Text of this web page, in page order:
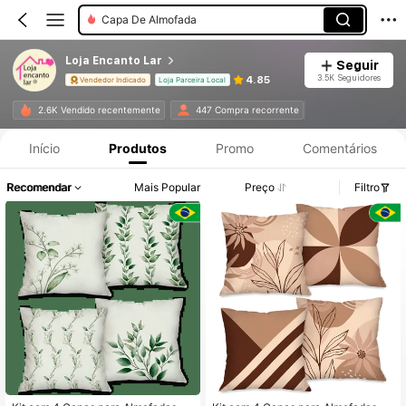
Capa De Almofada
Loja Encanto Lar
Vendedor Indicado Loja Parceira Local 4.85
Seguir
3.5K Seguidores
2.6K Vendido recentemente 447 Compra recorrente
Início Produtos Promo Comentários
Recomendar Mais Popular Preço Filtro